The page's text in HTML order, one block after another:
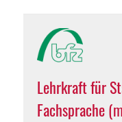
Lehrkraft für
Fachsprache